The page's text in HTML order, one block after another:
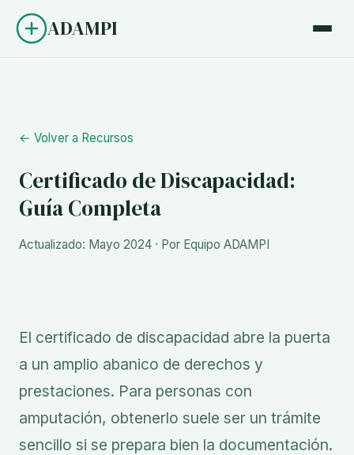
ADAMPI
← Volver a Recursos
Certificado de Discapacidad:
Guía Completa
Actualizado: Mayo 2024 · Por Equipo ADAMPI
El certificado de discapacidad abre la puerta
a un amplio abanico de derechos y
prestaciones. Para personas con
amputación, obtenerlo suele ser un trámite
sencillo si se prepara bien la documentación.